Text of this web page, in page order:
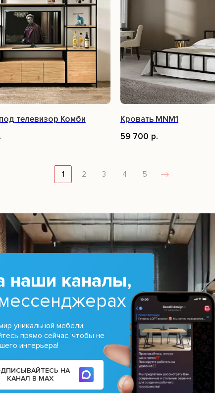
телевизор Комби
Кровать MNM1
59 700 р.
1 2 3 4 5
наши каналы,
уникальной мебели,
прямо сейчас, чтобы не
интерьера!
НА
КАНАЛ В MAX